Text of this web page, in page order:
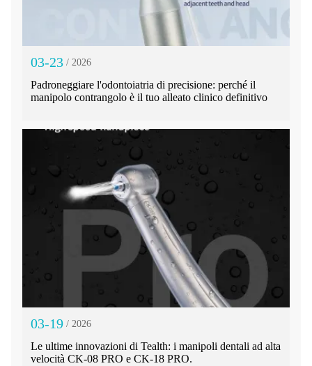
03-23 / 2026
Padroneggiare l'odontoiatria di precisione: perché il
manipolo contrangolo è il tuo alleato clinico definitivo
03-19 / 2026
Le ultime innovazioni di Tealth: i manipoli dentali ad alta
velocità CK-08 PRO e CK-18 PRO.